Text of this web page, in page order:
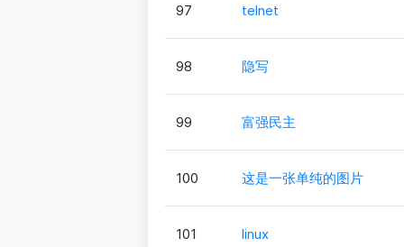
97 telnet
98 隐写
99 富强民主
100 这是一张单纯的图片
101 linux